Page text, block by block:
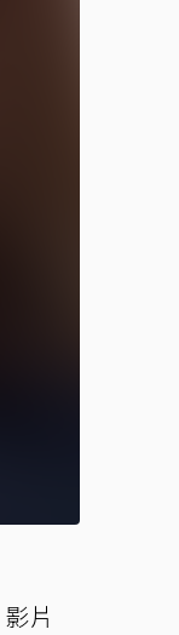
片